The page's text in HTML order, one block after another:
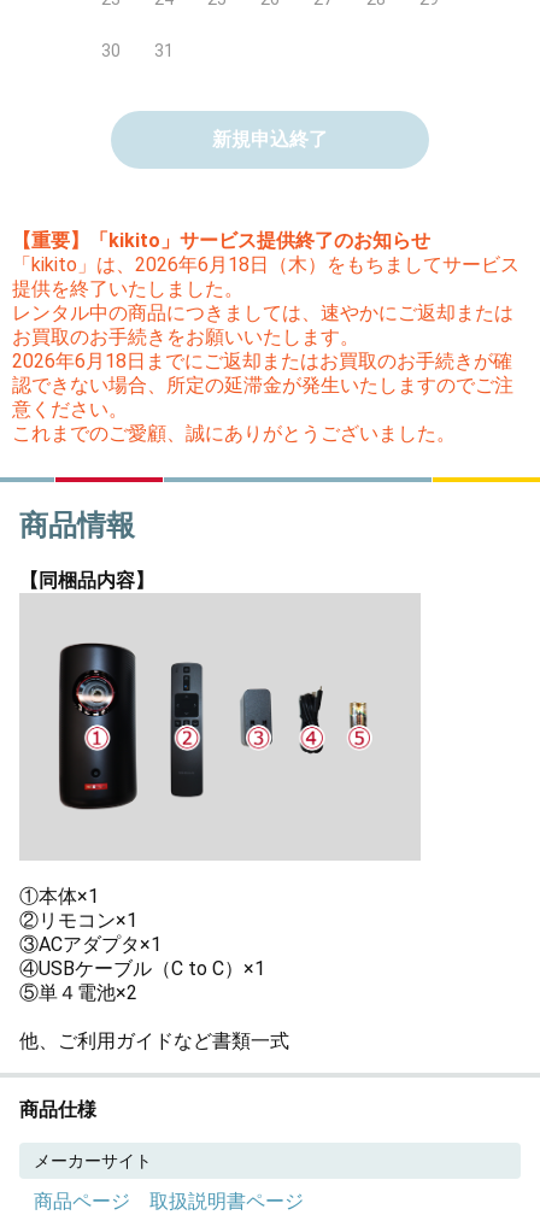
30 31
新規申込終了
【重要】「kikito」サービス提供終了のお知らせ
「kikito」は、2026年6月18日（木）をもちましてサービス
提供を終了いたしました。
レンタル中の商品につきましては、速やかにご返却または
お買取のお手続きをお願いいたします。
2026年6月18日までにご返却またはお買取のお手続きが確
認できない場合、所定の延滞金が発生いたしますのでご注
意ください。
これまでのご愛顧、誠にありがとうございました。
商品情報
【同梱品内容】
①本体×1
②リモコン×1
③ACアダプタ×1
④USBケーブル（C to C）×1
⑤単４電池×2
他、ご利用ガイドなど書類一式
商品仕様
メーカーサイト
商品ページ 取扱説明書ページ